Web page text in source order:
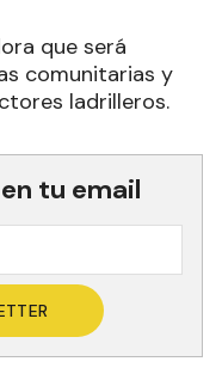
que será
comunitarias y
ladrilleros.
tu email